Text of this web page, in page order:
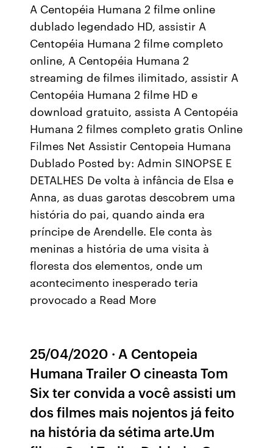
A Centopéia Humana 2 filme online
dublado legendado HD, assistir A
Centopéia Humana 2 filme completo
online, A Centopéia Humana 2
streaming de filmes ilimitado, assistir A
Centopéia Humana 2 filme HD e
download gratuito, assista A Centopéia
Humana 2 filmes completo gratis Online
Filmes Net Assistir Centopeia Humana
Dublado Posted by: Admin SINOPSE E
DETALHES De volta à infância de Elsa e
Anna, as duas garotas descobrem uma
história do pai, quando ainda era
príncipe de Arendelle. Ele conta às
meninas a história de uma visita à
floresta dos elementos, onde um
acontecimento inesperado teria
provocado a Read More
25/04/2020 · A Centopeia
Humana Trailer O cineasta Tom
Six ter convida a você assisti um
dos filmes mais nojentos já feito
na história da sétima arte.Um